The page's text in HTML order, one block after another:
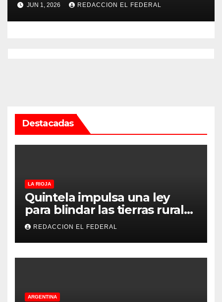
Servicio Penitenciario de La
Rioja
JUN 1, 2026 REDACCION EL FEDERAL
Destacadas
LA RIOJA
Quintela impulsa una ley
para blindar las tierras rurales
de La Rioja: cuáles son los
principales puntos
REDACCION EL FEDERAL
ARGENTINA